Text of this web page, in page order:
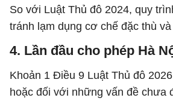
So với Luật Thủ đô 2024, quy
tránh lạm dụng cơ chế đặc thù
4. Lần đầu cho phép Hà
Khoản 1 Điều 9 Luật Thủ đô
hoặc đối với những vấn đề chưa